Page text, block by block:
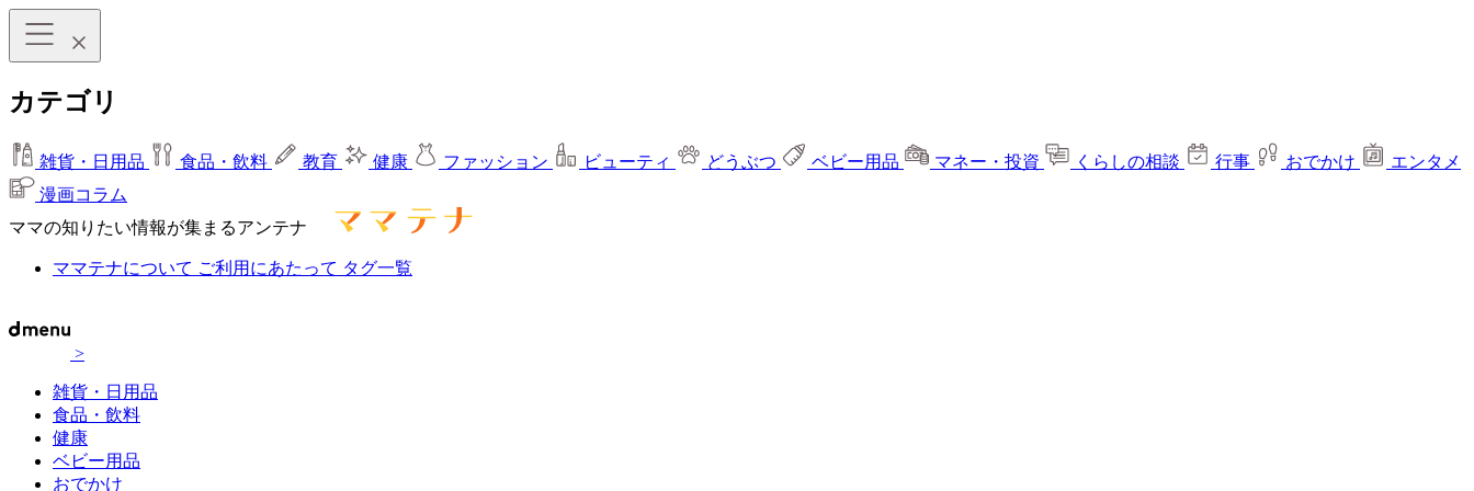
カテゴリ
雑貨・日用品 食品・飲料 教育 健康 ファッション ビューティ どうぶつ ベビー用品 マネー・投資 くらしの相談 行事 おでかけ
エンタメ
漫画コラム
ママの知りたい情報が集まるアンテナ
ママテナについて ご利用にあたって タグ一覧
>
雑貨・日用品
食品・飲料
健康
ベビー用品
おでかけ